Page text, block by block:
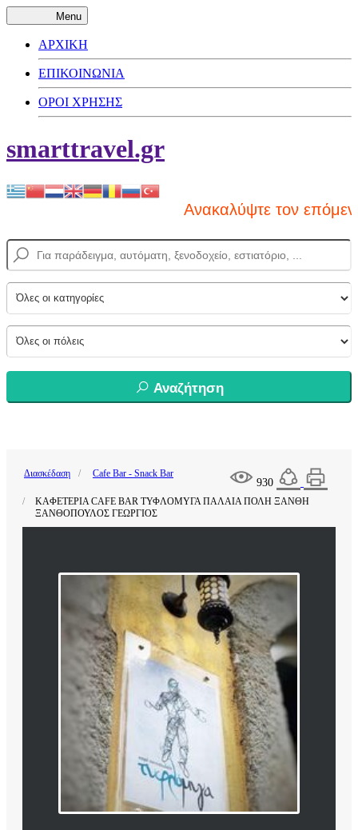
Menu
ΑΡΧΙΚΗ
ΕΠΙΚΟΙΝΩΝΙΑ
ΟΡΟΙ ΧΡΗΣΗΣ
smarttravel.gr
Ανακαλύψτε τον
Αναζήτηση
930
Διασκέδαση Cafe Bar - Snack Bar
ΚΑΦΕΤΕΡΙΑ CAFE BAR ΤΥΦΛΟΜΥΓΑ ΠΑΛΑΙΑ ΠΟΛΗ ΞΑΝΘΗ
ΞΑΝΘΟΠΟΥΛΟΣ ΓΕΩΡΓΙΟΣ